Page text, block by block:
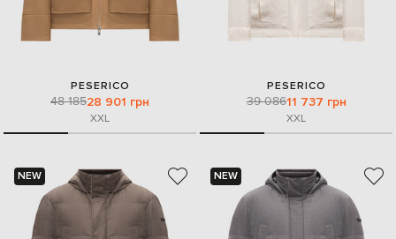
PESERICO
48 18528 901 грн
XXL
PESERICO
39 08611 737 грн
XXL
NEW NEW